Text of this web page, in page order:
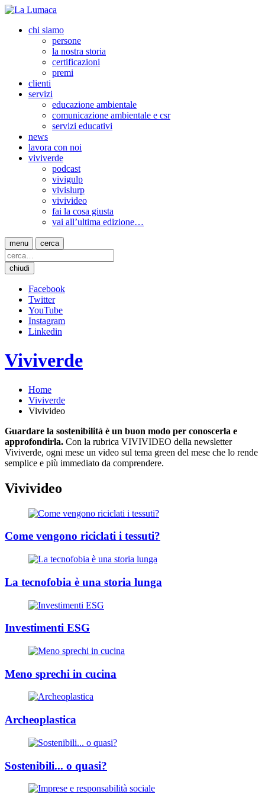
chi siamo
persone
la nostra storia
certificazioni
premi
clienti
servizi
educazione ambientale
comunicazione ambientale e csr
servizi educativi
news
lavora con noi
viviverde
podcast
vivigulp
vivislurp
vivivideo
fai la cosa giusta
vai all’ultima edizione…
menu cerca
chiudi
Facebook
Twitter
YouTube
Instagram
Linkedin
Viviverde
Home
Viviverde
Vivivideo
Guardare la sostenibilità è un buon modo per conoscerla e
approfondirla. Con la rubrica VIVIVIDEO della newsletter
Viviverde, ogni mese un video sul tema green del mese che lo rende
semplice e più immediato da comprendere.
Vivivideo
Come vengono riciclati i tessuti?
La tecnofobia è una storia lunga
Investimenti ESG
Meno sprechi in cucina
Archeoplastica
Sostenibili... o quasi?